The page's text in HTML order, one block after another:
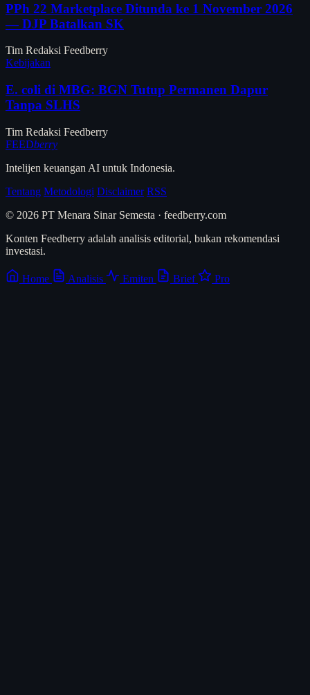
PPh 22 Marketplace Ditunda ke 1 November 2026
— DJP Batalkan SK
Tim Redaksi Feedberry
Kebijakan
E. coli di MBG: BGN Tutup Permanen Dapur
Tanpa SLHS
Tim Redaksi Feedberry
FEEDberry
Intelijen keuangan AI untuk Indonesia.
Tentang Metodologi Disclaimer RSS
© 2026 PT Menara Sinar Semesta · feedberry.com
Konten Feedberry adalah analisis editorial, bukan rekomendasi
investasi.
Home Analisis Emiten Brief Pro